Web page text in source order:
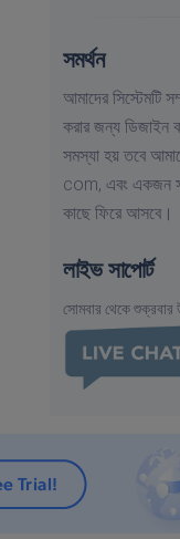
সমর্থন
আমাদের সিস্টেমটি
করার জন্য ডিজাইন
সমস্যা হয় তবে
com, এবং একজন
কাছে ফিরে আসবে।
লাইভ সাপোর্ট
সোমবার থেকে